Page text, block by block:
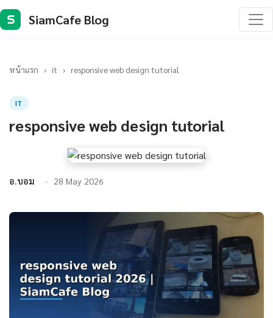
S SiamCafe Blog
หน้าแรก › it › responsive web design tutorial
IT
responsive web design tutorial
อ.บอม 28 May 2026